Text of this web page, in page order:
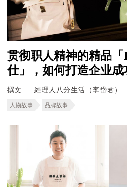
贯彻职人精神的精品「
仕」，如何打造企业成
撰文 經理人八分生活（李岱君）
人物故事 品牌故事